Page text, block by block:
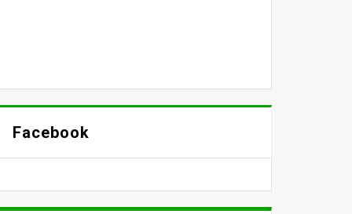
Facebook